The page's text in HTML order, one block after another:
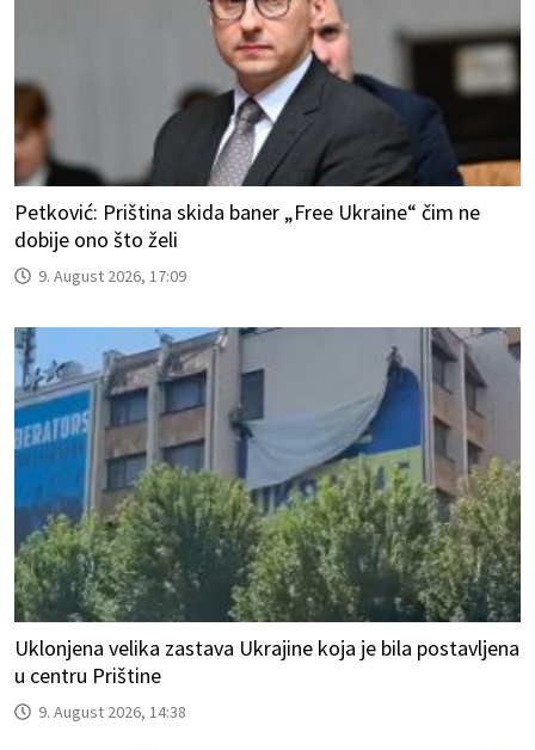
Petković: Priština skida baner „Free Ukraine“ čim ne
dobije ono što želi
9. August 2026, 17:09
Uklonjena velika zastava Ukrajine koja je bila postavljena
u centru Prištine
9. August 2026, 14:38